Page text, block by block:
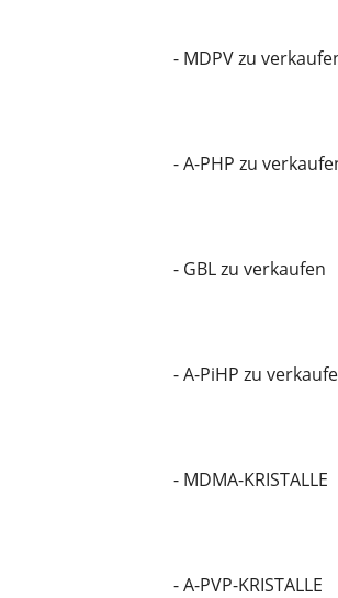
- MDPV zu
- A-PHP zu
- GBL zu verkaufen
- A-PiHP zu
- MDMA-KRISTALLE
- A-PVP-KRISTALLE